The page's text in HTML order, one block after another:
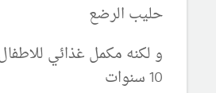
حليب الرضع
و لكنه مكمل غذائي
10 سنوات